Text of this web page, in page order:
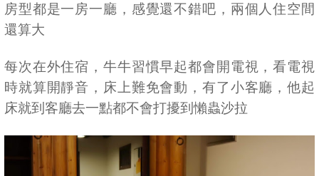
房型都是一房一廳，感覺還不錯吧，兩個人住空間
還算大
每次在外住宿，牛牛習慣早起都會開電視，看電視
時就算開靜音，床上難免會動，有了小客廳，他起
床就到客廳去一點都不會打擾到懶蟲沙拉